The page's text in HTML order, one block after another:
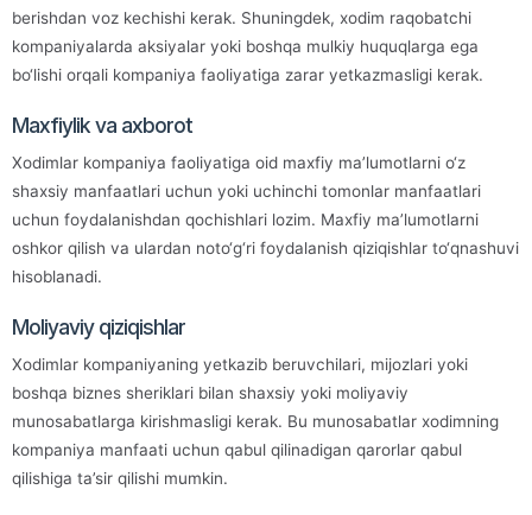
berishdan voz kechishi kerak. Shuningdek, xodim raqobatchi
kompaniyalarda aksiyalar yoki boshqa mulkiy huquqlarga ega
bo‘lishi orqali kompaniya faoliyatiga zarar yetkazmasligi kerak.
Maxfiylik va axborot
Xodimlar kompaniya faoliyatiga oid maxfiy ma’lumotlarni o‘z
shaxsiy manfaatlari uchun yoki uchinchi tomonlar manfaatlari
uchun foydalanishdan qochishlari lozim. Maxfiy ma’lumotlarni
oshkor qilish va ulardan noto‘g‘ri foydalanish qiziqishlar to‘qnashuvi
hisoblanadi.
Moliyaviy qiziqishlar
Xodimlar kompaniyaning yetkazib beruvchilari, mijozlari yoki
boshqa biznes sheriklari bilan shaxsiy yoki moliyaviy
munosabatlarga kirishmasligi kerak. Bu munosabatlar xodimning
kompaniya manfaati uchun qabul qilinadigan qarorlar qabul
qilishiga ta’sir qilishi mumkin.